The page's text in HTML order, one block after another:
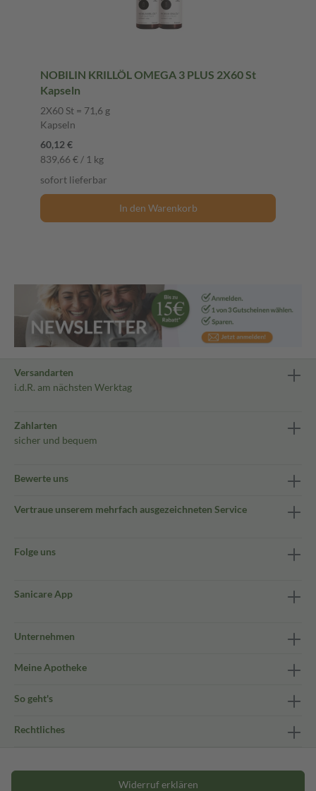
NOBILIN KRILLÖL OMEGA 3 PLUS 2X60 St
Kapseln
2X60 St = 71,6 g
Kapseln
60,12 €
839,66 € / 1 kg
sofort lieferbar
In den Warenkorb
Versandarten
i.d.R. am nächsten Werktag
Zahlarten
sicher und bequem
Bewerte uns
Vertraue unserem mehrfach ausgezeichneten Service
Folge uns
Sanicare App
Unternehmen
Meine Apotheke
So geht's
Rechtliches
Widerruf erklären